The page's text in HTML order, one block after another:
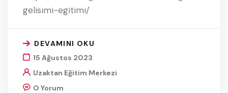
gelisimi-egitimi/
DEVAMINI OKU
15 Ağustos 2023
Uzaktan Eğitim Merkezi
O Yorum